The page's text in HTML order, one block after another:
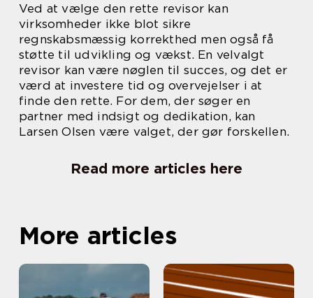
Ved at vælge den rette revisor kan
virksomheder ikke blot sikre
regnskabsmæssig korrekthed men også få
støtte til udvikling og vækst. En velvalgt
revisor kan være nøglen til succes, og det er
værd at investere tid og overvejelser i at
finde den rette. For dem, der søger en
partner med indsigt og dedikation, kan
Larsen Olsen være valget, der gør forskellen.
Read more articles here
More articles